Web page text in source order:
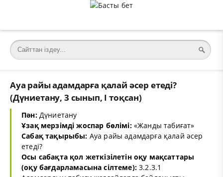
Ауа райы адамдарға қалай әсер етеді?
(Дүниетану, 3 сынып, I тоқсан)
Пән:Дүниетану
Ұзақ мерзімді жоспар бөлімі:«Жанды табиғат»
Сабақ тақырыбы: Ауа райы адамдарға қалай әсер
етеді?
Осы сабақта қол жеткізілетін оқу мақсаттары
(оқу бағдарламасына сілтеме):3.2.3.1